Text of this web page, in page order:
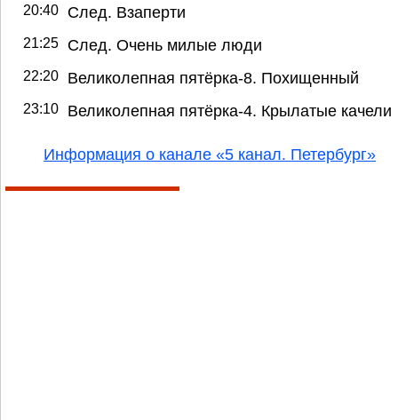
20:40 След. Взаперти
21:25 След. Очень милые люди
22:20 Великолепная пятёрка-8. Похищенный
23:10 Великолепная пятёрка-4. Крылатые качели
Информация о канале «5 канал. Петербург»